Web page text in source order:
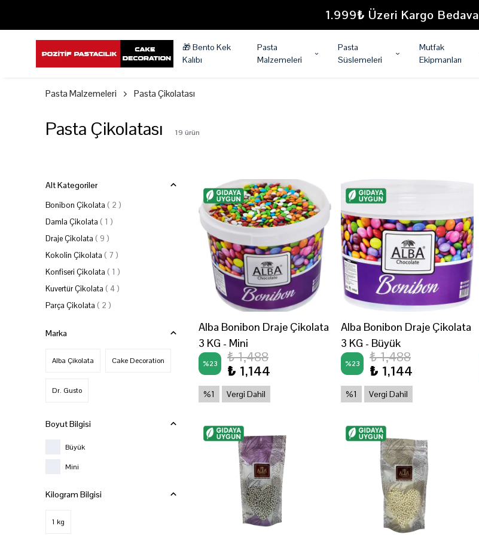
1.999₺ Üzeri Kargo Bedava
🎁 Bento Kek
Kalıbı
Pasta
Malzemeleri
Pasta
Süslemeleri
Mutfak
Ekipmanları
Pasta Malzemeleri Pasta Çikolatası
Pasta Çikolatası 19 ürün
Alt Kategoriler
Bonibon Çikolata ( 2 )
Damla Çikolata ( 1 )
Draje Çikolata ( 9 )
Kokolin Çikolata ( 7 )
Konfiseri Çikolata ( 1 )
Kuvertür Çikolata ( 4)
Parça Çikolata ( 2 )
Marka
Alba Çikolata Cake Decoration
Dr. Gusto
Boyut Bilgisi
Büyük
Mini
Kilogram Bilgisi
1 kg
Alba Bonibon Draje Çikolata
3 KG - Mini
%23
₺ 1,488
₺ 1,144
%1 Vergi Dahil
Alba Bonibon Draje Çikolata
3 KG - Büyük
%23
₺ 1,488
₺ 1,144
%1 Vergi Dahil